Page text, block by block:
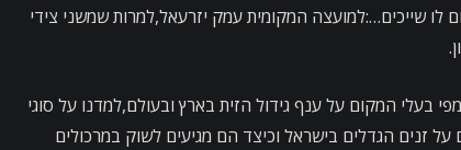
לו שייכים…:למועצה המקומית עמק יזרעאל,למרות שמשני צידי
בעלי המקום על ענף גידול הזית בארץ ובעולם,למדנו על סוגי
על זנים הגדלים בישראל וכיצד הם מגיעים לשוק במרכולים